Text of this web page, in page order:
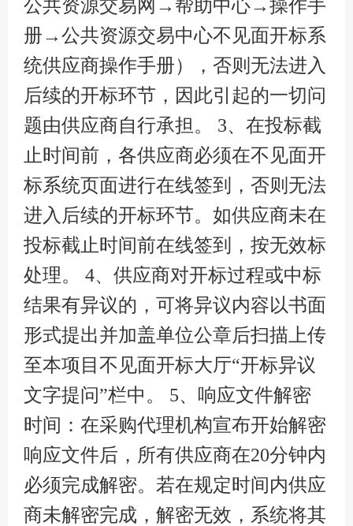
公共资源交易网→帮助中心→操作手
册→公共资源交易中心不见面开标系
统供应商操作手册），否则无法进入
后续的开标环节，因此引起的一切问
题由供应商自行承担。 3、在投标截
止时间前，各供应商必须在不见面开
标系统页面进行在线签到，否则无法
进入后续的开标环节。如供应商未在
投标截止时间前在线签到，按无效标
处理。 4、供应商对开标过程或中标
结果有异议的，可将异议内容以书面
形式提出并加盖单位公章后扫描上传
至本项目不见面开标大厅“开标异议
文字提问”栏中。 5、响应文件解密
时间：在采购代理机构宣布开始解密
响应文件后，所有供应商在20分钟内
必须完成解密。若在规定时间内供应
商未解密完成，解密无效，系统将其